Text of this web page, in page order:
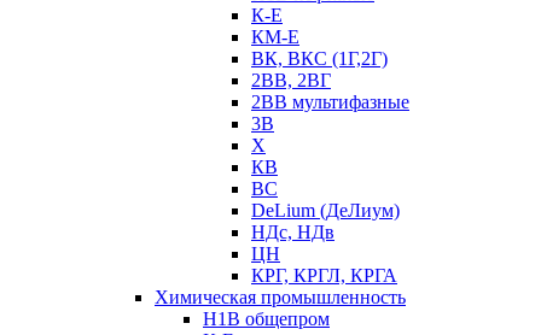
К-Е
КМ-Е
ВК, ВКС (1Г,2Г)
2ВВ, 2ВГ
2ВВ мультифазные
3В
Х
КВ
ВС
DeLium (ДеЛиум)
НДс, НДв
ЦН
КРГ, КРГЛ, КРГА
Химическая промышленность
Н1В общепром